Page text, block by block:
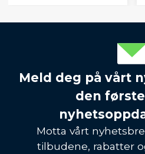
Meld deg på vårt
den
Motta vårt
tilbudene, rabatter